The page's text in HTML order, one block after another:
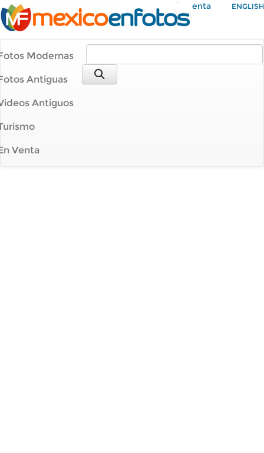
Mi Cuenta ENGLISH
Modernas
Antiguas
Antiguos
Venta